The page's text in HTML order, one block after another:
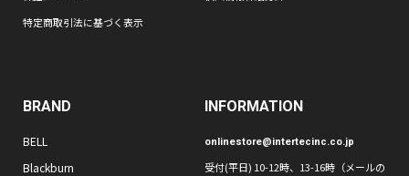
特定商取引法に基づく表示
BRAND
BELL
Blackburn
INFORMATION
onlinestore@intertecinc.co.jp
受付(平日) 10-12時、13-16時（メールの